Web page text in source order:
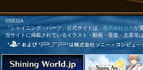
©SEGA
「シャイニング・ハーツ」公式サイトは、 株式会社セガが
当サイトに掲載されているイラスト・動画・音楽・文章